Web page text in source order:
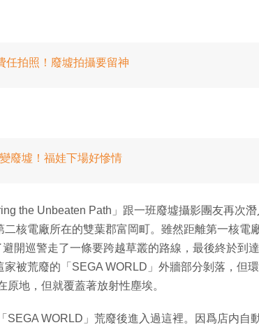
任拍照！廢墟拍攝要留神
廢墟！福娃下場好慘情
the Unbeaten Path」跟一班廢墟攝影團友再次
核電廠所在的雙葉郡富岡町。雖然距離第一核電
開巡警走了一條要跨越草叢的路線，最後終於到
被荒廢的「SEGA WORLD」外牆部分剝落，但
地，但就覆蓋著放射性塵埃。
SEGA WORLD」荒廢後進入過這裡。因爲店内自